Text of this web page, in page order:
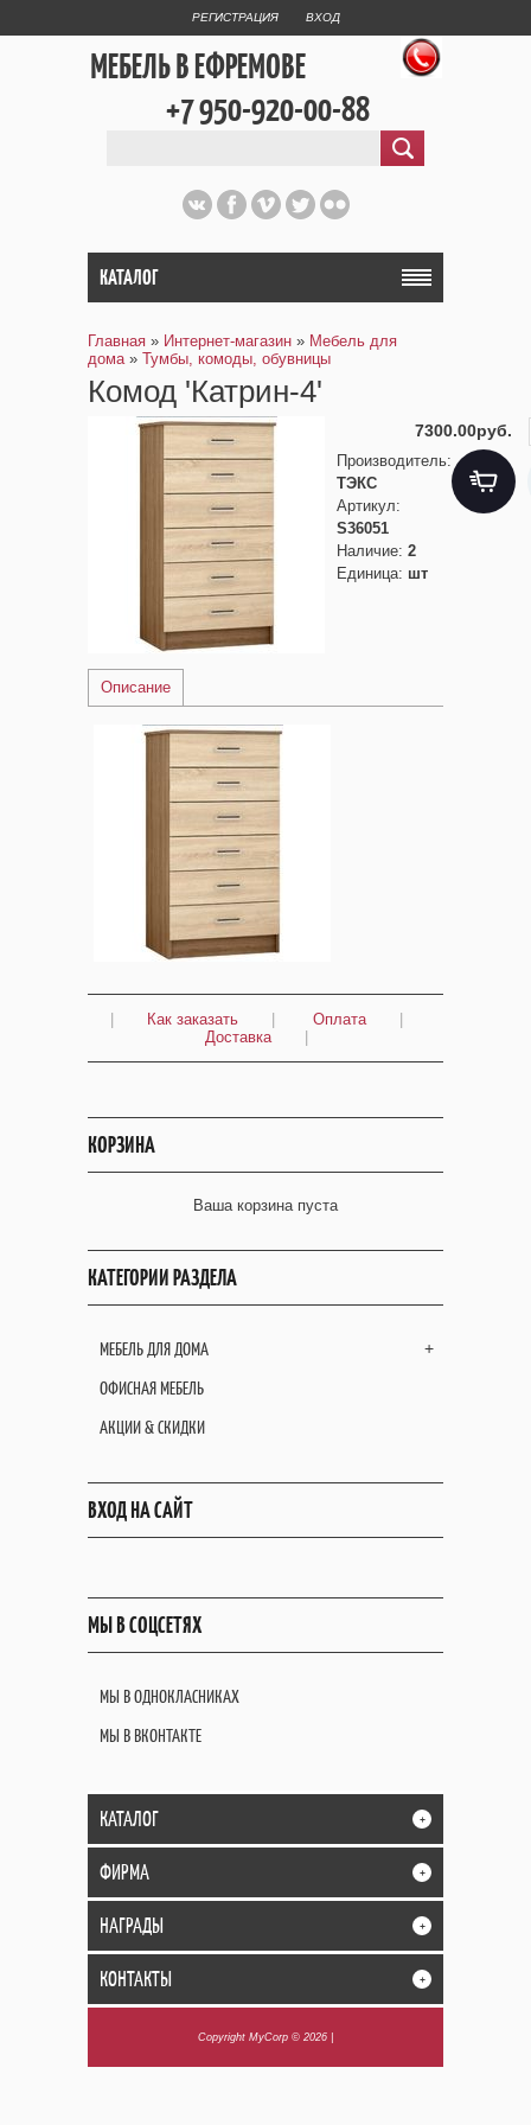
РЕГИСТРАЦИЯ ВХОД
МЕБЕЛЬ В ЕФРЕМОВЕ
+7 950-920-00-88
КАТАЛОГ
Главная » Интернет-магазин » Мебель для
дома » Тумбы, комоды, обувницы
Комод 'Катрин-4'
7300.00руб.
Производитель:
ТЭКС
Артикул:
S36051
Наличие: 2
Единица: шт
Описание
| Как заказать | Оплата
|
Доставка
|
КОРЗИНА
Ваша корзина пуста
КАТЕГОРИИ РАЗДЕЛА
+
МЕБЕЛЬ ДЛЯ ДОМА
ОФИСНАЯ МЕБЕЛЬ
АКЦИИ & СКИДКИ
ВХОД НА САЙТ
МЫ В СОЦСЕТЯХ
МЫ В ОДНОКЛАСНИКАХ
МЫ В ВКОНТАКТЕ
КАТАЛОГ +
ФИРМА +
НАГРАДЫ +
КОНТАКТЫ +
Copyright MyCorp © 2026